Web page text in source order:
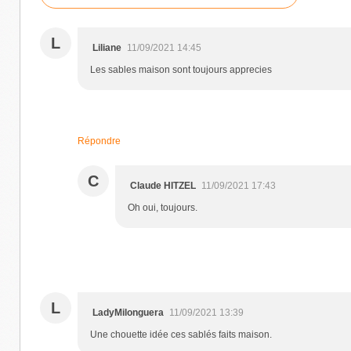
L Liliane 11/09/2021 14:45
Les sables maison sont toujours apprecies
Répondre
C Claude HITZEL 11/09/2021 17:43
Oh oui, toujours.
L LadyMilonguera 11/09/2021 13:39
Une chouette idée ces sablés faits maison.